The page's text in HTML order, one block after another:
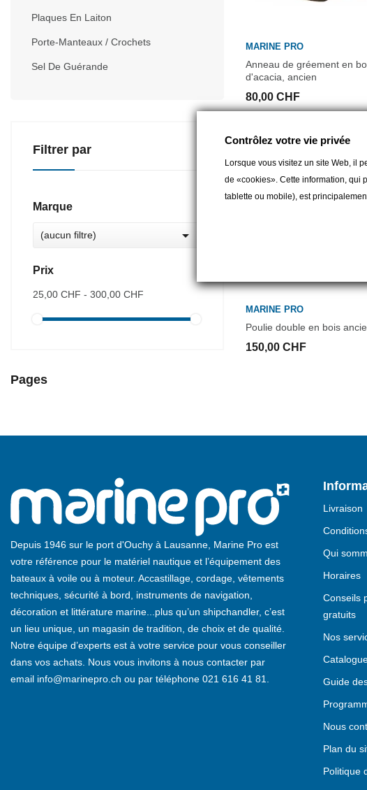
Plaques En Laiton
Porte-Manteaux / Crochets
Sel De Guérande
Filtrer par
Marque
(aucun filtre) 
Prix
25,00 CHF - 300,00 CHF
Pages
MARINE PRO
Anneau de gréement en
d'acacia, ancien
80,00 CHF
MARINE PRO
Poulie double en bois
150,00 CHF
Depuis 1946 sur le port d'Ouchy à Lausanne, Marine Pro est
votre référence pour le matériel nautique et l’équipement des
bateaux à voile ou à moteur. Accastillage, cordage, vêtements
techniques, sécurité à bord, instruments de navigation,
décoration et littérature marine...plus qu’un shipchandler, c’est
un lieu unique, un magasin de tradition, de choix et de qualité.
Notre équipe d’experts est à votre service pour vous conseiller
dans vos achats. Nous vous invitons à nous contacter par
email info@marinepro.ch ou par téléphone 021 616 41 81.
Livraison
Qui
Horaires
Conseils
gratuits
Nos
Guide
Nous
Plan du
Politique
Contrôlez votre vie privée
Lorsque vous visitez un site Web, il
de «cookies». Cette information, qui
tablette ou mobile), est